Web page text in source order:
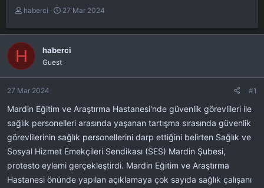
K
n
u
y
b
a
l
a
n
haberci
B
ş
a
g
t
a
h
i
27 Mar 2024
H haberci
Guest
27 Mar 2024 #1
Mardin Eğitim ve Araştırma Hastanesi'nde güvenlik görevlileri ile
sağlık personelleri arasında yaşanan tartışma sırasında güvenlik
görevlilerinin sağlık personellerini darp ettiğini belirten Sağlık ve
Sosyal Hizmet Emekçileri Sendikası (SES) Mardin Şubesi,
protesto eylemi gerçekleştirdi. Mardin Eğitim ve Araştırma
Hastanesi önünde yapılan açıklamaya çok sayıda sağlık çalışanı